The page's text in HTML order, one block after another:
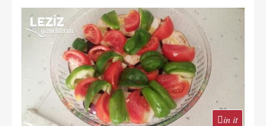
in it